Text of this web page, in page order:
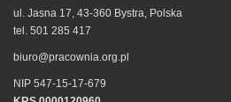
ul. Jasna 17, 43-360 Bystra, Polska
tel. 501 285 417
biuro@pracownia.org.pl
NIP 547-15-17-679